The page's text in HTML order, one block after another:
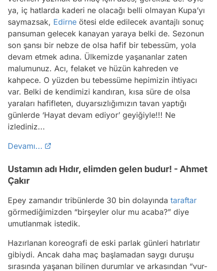
ya, iç hatlarda kaderi ne olacağı belli olmayan Kupa’yı
saymazsak, Edirne ötesi elde edilecek avantajlı sonuç
pansuman gelecek kanayan yaraya belki de. Sezonun
son şansı bir nebze de olsa hafif bir tebessüm, yola
devam etmek adına. Ülkemizde yaşananlar zaten
malumunuz. Acı, felaket ve hüzün kahreden ve
kahpece. O yüzden bu tebessüme hepimizin ihtiyacı
var. Belki de kendimizi kandıran, kısa süre de olsa
yaraları hafifleten, duyarsızlığımızın tavan yaptığı
günlerde ‘Hayat devam ediyor’ geyiğiyle!!! Ne
izlediniz...
Devamı...
Ustamın adı Hıdır, elimden gelen budur! - Ahmet
Çakır
Epey zamandır tribünlerde 30 bin dolayında taraftar
görmediğimizden “birşeyler olur mu acaba?” diye
umutlanmak istedik.
Hazırlanan koreografi de eski parlak günleri hatırlatır
gibiydi. Ancak daha maç başlamadan saygı duruşu
sırasında yaşanan bilinen durumlar ve arkasından “vur-